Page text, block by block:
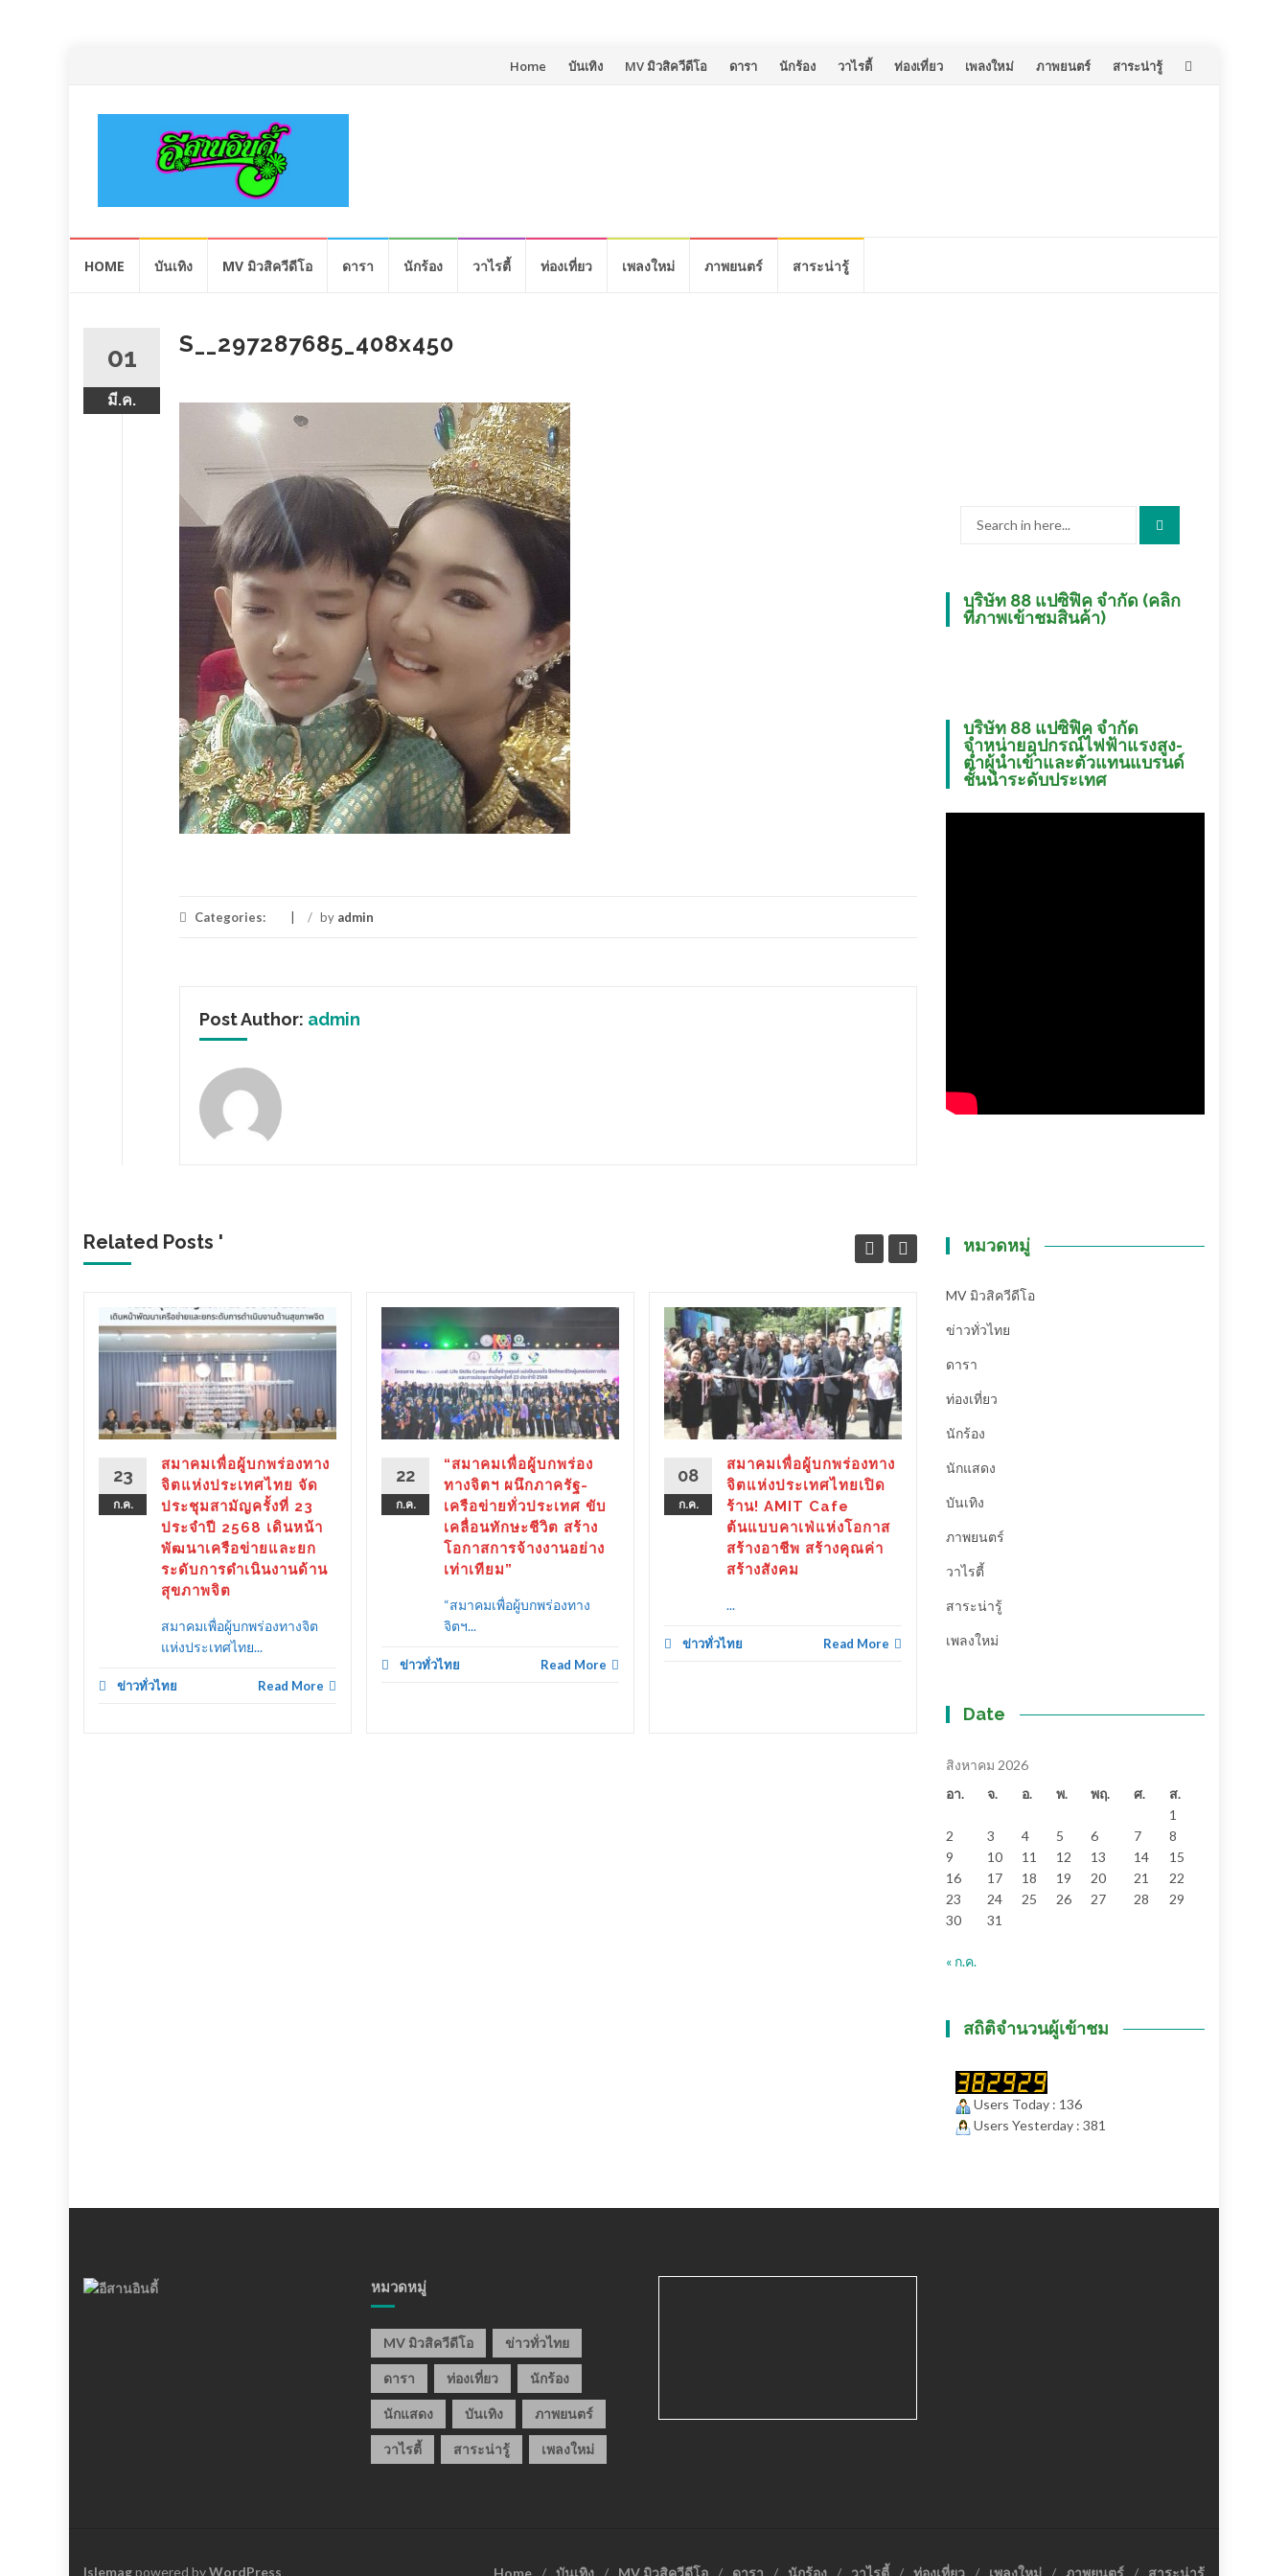
Skip
Home บันเทิง MV มิวสิควีดีโอ ดารา นักร้อง วาไรตี้ ท่องเที่ยว เพลงใหม่ ภาพยนตร์ สาระน่ารู้
HOME บันเทิง MV มิวสิควีดีโอ ดารา นักร้อง วาไรตี้ ท่องเที่ยว เพลงใหม่ ภาพยนตร์ สาระน่ารู้
01
มี.ค.
S__297287685_408x450
Categories: / by admin
Post Author: admin
Related Posts '
23
ก.ค.
สมาคมเพื่อผู้บกพร่องทาง
จิตแห่งประเทศไทย จัด
ประชุมสามัญครั้งที่ 23
ประจำปี 2568 เดินหน้า
พัฒนาเครือข่ายและยก
ระดับการดำเนินงานด้าน
สุขภาพจิต
สมาคมเพื่อผู้บกพร่องทางจิต
แห่งประเทศไทย...
ข่าวทั่วไทย Read More
22
ก.ค.
“สมาคมเพื่อผู้บกพร่อง
ทางจิตฯ ผนึกภาครัฐ-
เครือข่ายทั่วประเทศ ขับ
เคลื่อนทักษะชีวิต สร้าง
โอกาสการจ้างงานอย่าง
เท่าเทียม”
“สมาคมเพื่อผู้บกพร่องทาง
จิตฯ...
ข่าวทั่วไทย Read More
08
ก.ค.
สมาคมเพื่อผู้บกพร่องทาง
จิตแห่งประเทศไทยเปิด
ร้าน! AMIT Cafe
ต้นแบบคาเฟ่แห่งโอกาส
สร้างอาชีพ สร้างคุณค่า
สร้างสังคม
...
ข่าวทั่วไทย Read More
มิ.ย.
ข่าวทั่วไทย
บริษัท 88 แปซิฟิค จำกัด (คลิก
ที่ภาพเข้าชมสินค้า)
บริษัท 88 แปซิฟิค จำกัด
จำหน่ายอุปกรณ์ไฟฟ้าแรงสูง-
ต่ำผู้นำเข้าและตัวแทนแบรนด์
ชั้นนำระดับประเทศ
หมวดหมู่
MV มิวสิควีดีโอ
ข่าวทั่วไทย
ดารา
ท่องเที่ยว
นักร้อง
นักแสดง
บันเทิง
ภาพยนตร์
วาไรตี้
สาระน่ารู้
เพลงใหม่
Date
สิงหาคม 2026
อา.
จ. อ. พ. พฤ. ศ.
ส.
1
2
3 4 5 6 7
8
9
10 11 12 13 14
15
16
17 18 19 20 21
22
23
24 25 26 27 28
29
30
31
« ก.ค.
สถิติจำนวนผู้เข้าชม
Users Today : 136
Users Yesterday : 381
หมวดหมู่
MV มิวสิควีดีโอ ข่าวทั่วไทย
ดารา ท่องเที่ยว นักร้อง
นักแสดง บันเทิง ภาพยนตร์
วาไรตี้ สาระน่ารู้ เพลงใหม่
Home บันเทิง MV มิวสิควีดีโอ ดารา นักร้อง วาไรตี้ ท่องเที่ยว เพลงใหม่ ภาพยนตร์ สาระน่ารู้
Islemagpowered byWordPress